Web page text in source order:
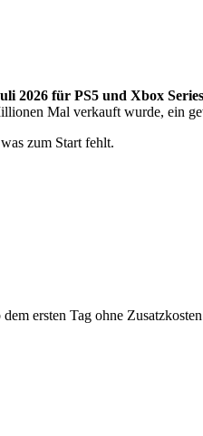
2026 für PS5 und Xbox
Mal verkauft wurde, ein
zum Start fehlt.
ersten Tag ohne